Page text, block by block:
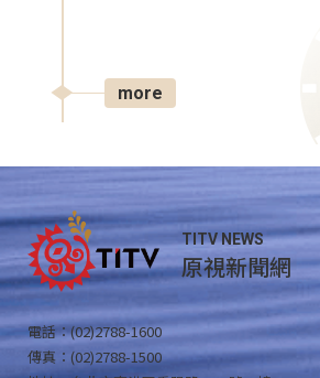
more
TITV NEWS
原視新聞網
電話：(02)2788-1600
傳真：(02)2788-1500